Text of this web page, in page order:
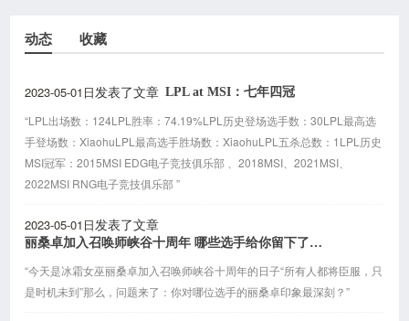
动态 收藏
2023-05-01日发表了文章 LPL at MSI：七年四冠
“LPL出场数：124LPL胜率：74.19%LPL历史登场选手数：30LPL最高选
手登场数：XiaohuLPL最高选手胜场数：XiaohuLPL五杀总数：1LPL历史
MSI冠军：2015MSI EDG电子竞技俱乐部 、2018MSI、2021MSI、
2022MSI RNG电子竞技俱乐部 ”
2023-05-01日发表了文章
丽桑卓加入召唤师峡谷十周年 哪些选手给你留下了深刻印象？
“今天是冰霜女巫丽桑卓加入召唤师峡谷十周年的日子“所有人都将臣服，只
是时机未到”那么，问题来了：你对哪位选手的丽桑卓印象最深刻？”